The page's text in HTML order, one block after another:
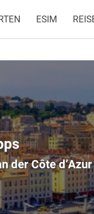
ESIM
der Côte d’Azur